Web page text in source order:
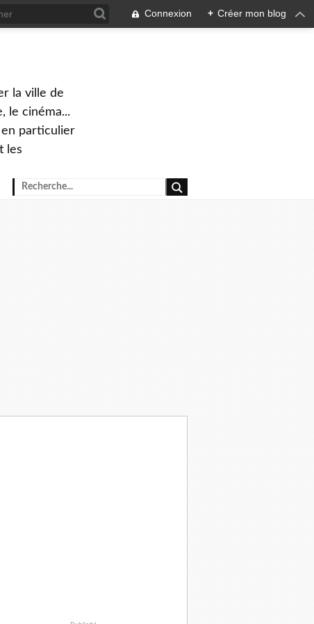
Connexion + Créer mon blog
la ville de
le cinéma...
particulier
les